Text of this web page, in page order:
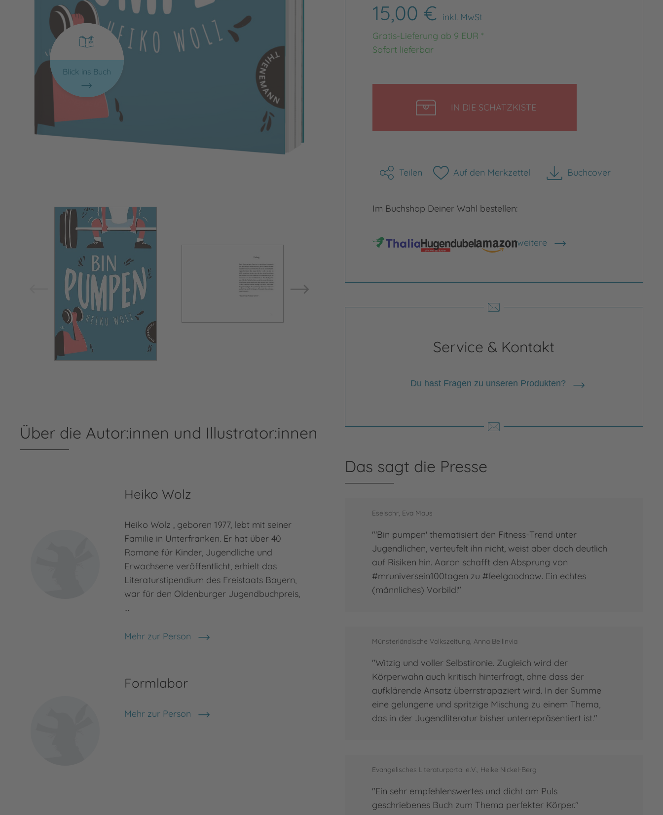
Blick ins Buch
Bild vergrößern
15,00 € inkl. MwSt
Gratis-Lieferung ab 9 EUR *
Sofort lieferbar
IN DIE SCHATZKISTE
Teilen Auf den Merkzettel Buchcover
herunterladen
Im Buchshop Deiner Wahl bestellen:
weitere
Shops anzeigen
Service & Kontakt
Du hast Fragen zu unseren Produkten?
Über die Autor:innen und Illustrator:innen
Heiko Wolz
Heiko Wolz , geboren 1977, lebt mit seiner
Familie in Unterfranken. Er hat über 40
Romane für Kinder, Jugendliche und
Erwachsene veröffentlicht, erhielt das
Literaturstipendium des Freistaats Bayern,
war für den Oldenburger Jugendbuchpreis,
…
Mehr zur Person
Heiko Wolz
Formlabor
Mehr zur Person
Formlabor
Das sagt die Presse
Eselsohr, Eva Maus
"'Bin pumpen' thematisiert den Fitness-Trend unter
Jugendlichen, verteufelt ihn nicht, weist aber doch deutlich
auf Risiken hin. Aaron schafft den Absprung von
#mruniversein100tagen zu #feelgoodnow. Ein echtes
(männliches) Vorbild!"
Münsterländische Volkszeitung, Anna Bellinvia
"Witzig und voller Selbstironie. Zugleich wird der
Körperwahn auch kritisch hinterfragt, ohne dass der
aufklärende Ansatz überrstrapaziert wird. In der Summe
eine gelungene und spritzige Mischung zu einem Thema,
das in der Jugendliteratur bisher unterrepräsentiert ist."
Evangelisches Literaturportal e.V., Heike Nickel-Berg
"Ein sehr empfehlenswertes und dicht am Puls
geschriebenes Buch zum Thema perfekter Körper."